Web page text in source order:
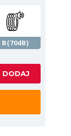
B(70dB)